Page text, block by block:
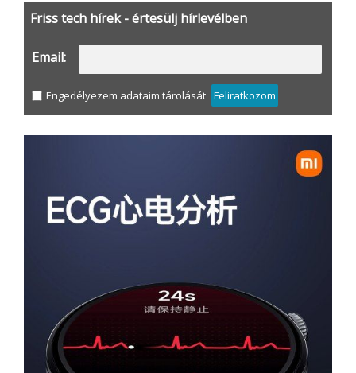
Friss tech hírek - értesülj hírlevélben
Email:
Engedélyezem adataim tárolását Feliratkozom